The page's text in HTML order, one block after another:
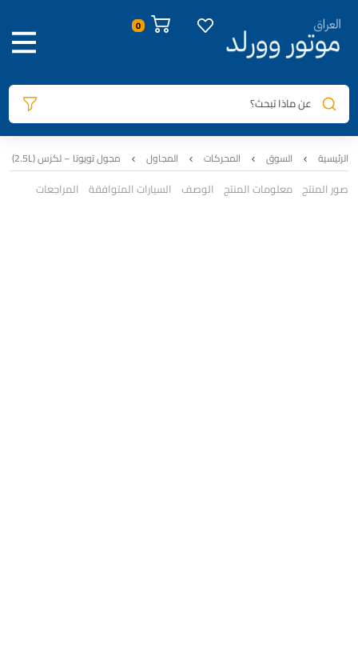
عن ماذا تبحث؟
الرئيسية السوق المحركات المجاول مجول تويوتا – لكزس (2.5L) 2018-2025 | تجاري
صور المنتج معلومات المنتج الوصف السيارات المتوافقة المراجعات